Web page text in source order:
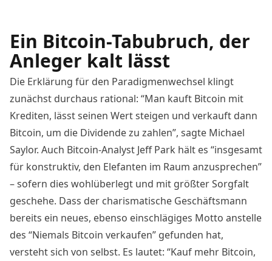
Ein Bitcoin-Tabubruch, der
Anleger kalt lässt
Die Erklärung für den Paradigmenwechsel klingt
zunächst durchaus rational: “Man kauft Bitcoin mit
Krediten, lässt seinen Wert steigen und verkauft dann
Bitcoin, um die Dividende zu zahlen”, sagte Michael
Saylor. Auch Bitcoin-Analyst Jeff Park hält es “insgesamt
für konstruktiv, den Elefanten im Raum anzusprechen”
– sofern dies wohlüberlegt und mit größter Sorgfalt
geschehe. Dass der charismatische Geschäftsmann
bereits ein neues, ebenso einschlägiges Motto anstelle
des “Niemals Bitcoin verkaufen” gefunden hat,
versteht sich von selbst. Es lautet: “Kauf mehr Bitcoin,